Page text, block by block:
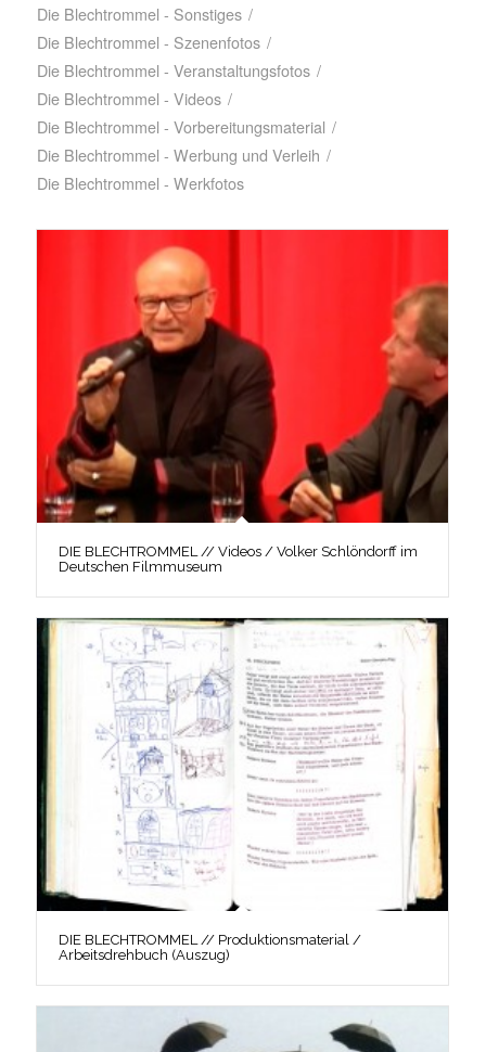
Die Blechtrommel - Sonstiges /
Die Blechtrommel - Szenenfotos /
Die Blechtrommel - Veranstaltungsfotos /
Die Blechtrommel - Videos /
Die Blechtrommel - Vorbereitungsmaterial /
Die Blechtrommel - Werbung und Verleih /
Die Blechtrommel - Werkfotos
DIE BLECHTROMMEL // Videos / Volker Schlöndorff im
Deutschen Filmmuseum
DIE BLECHTROMMEL // Produktionsmaterial /
Arbeitsdrehbuch (Auszug)